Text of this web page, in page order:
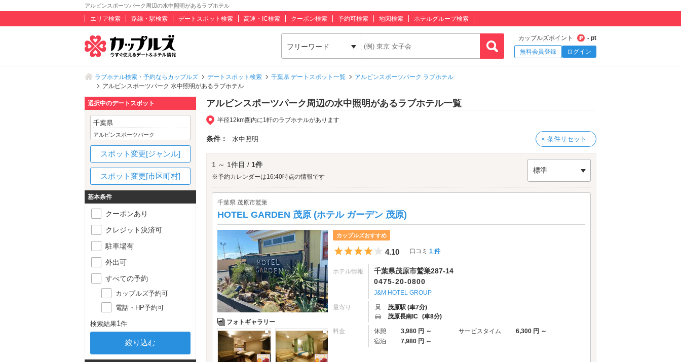
アルビンスポーツパーク周辺の水中照明があるラブホテル
エリア検索 路線・駅検索 デートスポット検索 高速・IC検索 クーポン検索 予約可検索 地図検索 ホテルグループ検索
フリーワード
カップルズポイント
- pt
無料会員登録
ログイン
ラブホテル検索・予約ならカップルズ デートスポット検索 千葉県 デートスポット一覧
アルビンスポーツパーク ラブホテル
アルビンスポーツパーク 水中照明があるラブホテル
アルビンスポーツパーク周辺の水中照明があるラブホテル一覧
半径12km圏内に1軒のラブホテルがあります
条件： 水中照明 × 条件リセット
1 ～ 1件目 / 1件
※予約カレンダーは16:40時点の情報です
標準
千葉県 茂原市鷲巣
HOTEL GARDEN 茂原 (ホテル ガーデン 茂原)
フォトギャラリー
カップルズおすすめ
5つ星のうち4
4.10 口コミ 1 件
ホテル情報
千葉県茂原市鷲巣287-14
0475-20-0800
J&M HOTEL GROUP
最寄り
茂原駅 (車7分)
茂原長南IC (車8分)
料金 休憩 3,980 円 ～ サービスタイム
6,300 円 ～
宿泊
7,980 円 ～
選択中のデートスポット
千葉県
アルビンスポーツパーク
スポット変更[ジャンル]
スポット変更[市区町村]
基本条件
クーポンあり
クレジット決済可
駐車場有
外出可
すべての予約
カップルズ予約可
電話・HP予約可
検索結果1件